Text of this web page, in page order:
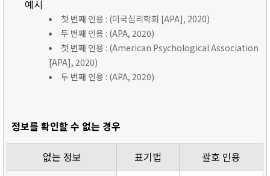
예시
첫 번째 인용 : (미국심리학회 [APA], 2020)
두 번째 인용 : (APA, 2020)
첫 번째 인용 : (American Psychological Association
[APA], 2020)
두 번째 인용 : (APA, 2020)
정보를 확인할 수 없는 경우
없는 정보 표기법 괄호 인용